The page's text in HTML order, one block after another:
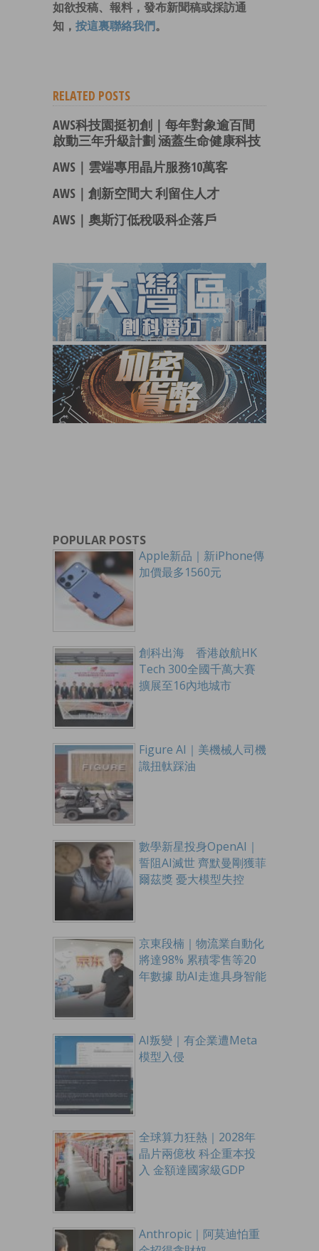
如欲投稿、報料，發布新聞稿或採訪通
知， 按這裏聯絡我們 。
RELATED POSTS
AWS科技園挺初創｜每年對象逾百間
啟動三年升級計劃 涵蓋生命健康科技
AWS｜雲端專用晶片服務10萬客
AWS｜創新空間大 利留住人才
AWS｜奧斯汀低稅吸科企落戶
POPULAR POSTS
Apple新品｜新iPhone傳
加價最多1560元
創科出海 香港啟航HK
Tech 300全國千萬大賽
擴展至16內地城市
Figure AI｜美機械人司機
識扭軚踩油
數學新星投身OpenAI｜
誓阻AI滅世 齊默曼剛獲菲
爾茲獎 憂大模型失控
京東段楠｜物流業自動化
將達98% 累積零售等20
年數據 助AI走進具身智能
AI叛變｜有企業遭Meta
模型入侵
全球算力狂熱｜2028年
晶片兩億枚 科企重本投
入 金額達國家級GDP
Anthropic｜阿莫迪怕重